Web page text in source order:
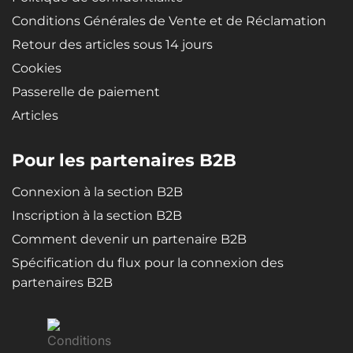
Conditions Générales de Vente et de Réclamation
Retour des articles sous 14 jours
Cookies
Passerelle de paiement
Articles
Pour les partenaires B2B
Connexion à la section B2B
Inscription à la section B2B
Comment devenir un partenaire B2B
Spécification du flux pour la connexion des
partenaires B2B